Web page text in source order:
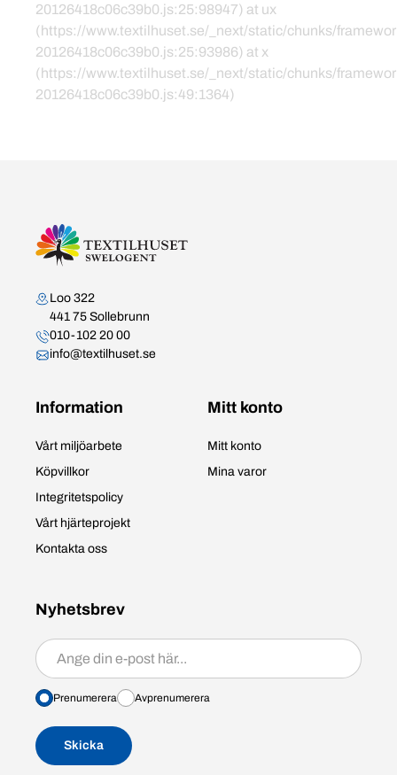
20126418c06c39b0.js:25:98947) at ux
(https://www.textilhuset.se/_next/static/chunks/
20126418c06c39b0.js:25:93986) at x
(https://www.textilhuset.se/_next/static/chunks/
20126418c06c39b0.js:49:1364)
Kontakta oss
Loo 322
441 75 Sollebrunn
010-102 20 00
info@textilhuset.se
Information
Vårt miljöarbete
Köpvillkor
Integritetspolicy
Vårt hjärteprojekt
Kontakta oss
Mitt konto
Mitt konto
Mina varor
Nyhetsbrev
Prenumerera/avprenumerera
Prenumerera Avprenumerera
Skicka